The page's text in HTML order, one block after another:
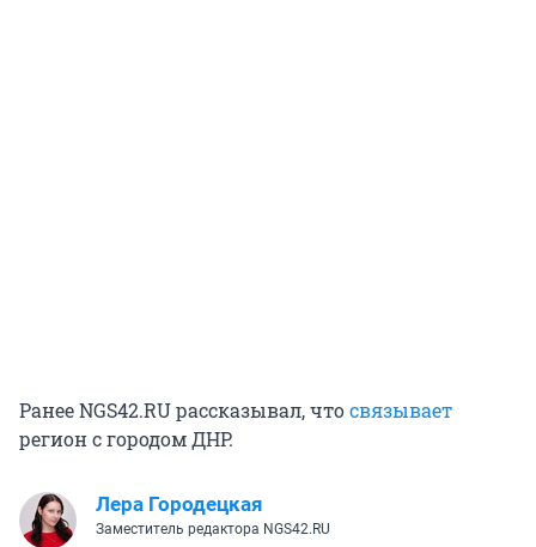
Ранее NGS42.RU рассказывал, чтосвязывает
регион с городом ДНР.
Лера Городецкая
Заместитель редактора NGS42.RU